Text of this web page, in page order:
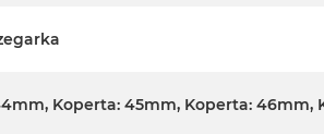
Koperta: 45mm, Koperta: 46mm,